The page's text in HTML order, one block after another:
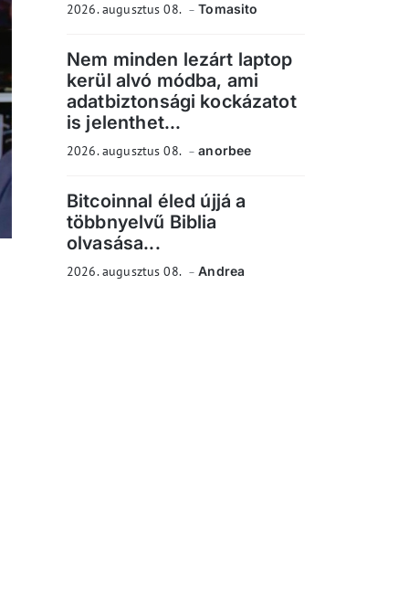
2026. augusztus 08. Tomasito
Nem minden lezárt laptop
kerül alvó módba, ami
adatbiztonsági kockázatot
is jelenthet...
2026. augusztus 08. anorbee
Bitcoinnal éled újjá a
többnyelvű Biblia
olvasása...
2026. augusztus 08. Andrea